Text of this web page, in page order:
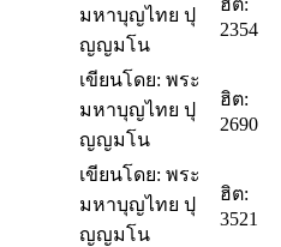
มหาบุญไทย ปุ
ญญมโน
ฮิต:
2354
เขียนโดย: พระ
มหาบุญไทย ปุ
ญญมโน
ฮิต:
2690
เขียนโดย: พระ
มหาบุญไทย ปุ
ญญมโน
ฮิต:
3521